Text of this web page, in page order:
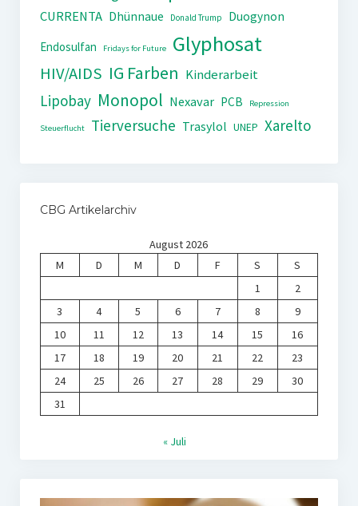
CURRENTA Dhünnaue Donald Trump
Duogynon
Endosulfan
Fridays for Future Glyphosat
HIV/AIDS IG Farben Kinderarbeit
Lipobay Monopol Nexavar PCB Repression
Steuerflucht Tierversuche Trasylol UNEP Xarelto
CBG Artikelarchiv
August 2026
M
D M D F S
S
1
2
3
4 5 6 7 8
9
10
11 12 13 14 15
16
17
18 19 20 21 22
23
24
25 26 27 28 29
30
31
« Juli